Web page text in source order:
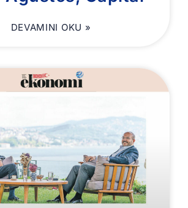
DEVAMINI OKU »